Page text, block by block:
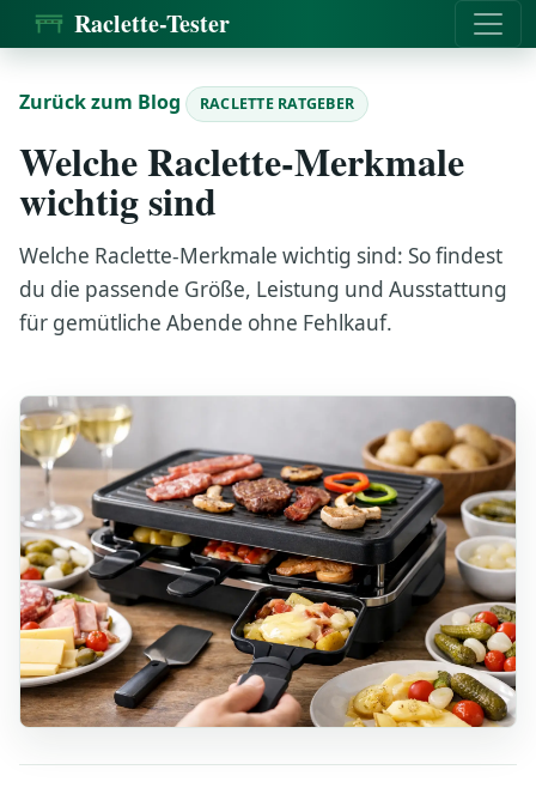
Raclette-Tester
Zurück zum Blog RACLETTE RATGEBER
Welche Raclette-Merkmale
wichtig sind
Welche Raclette-Merkmale wichtig sind: So findest
du die passende Größe, Leistung und Ausstattung
für gemütliche Abende ohne Fehlkauf.